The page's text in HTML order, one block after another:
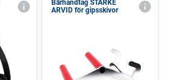
Bärhandtag STARKE
ARVID för gipsskivor